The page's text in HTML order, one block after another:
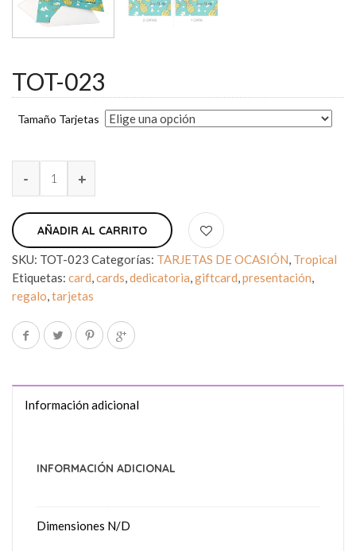
TOT-023
Tamaño Tarjetas
AÑADIR AL CARRITO
SKU: TOT-023 Categorías: TARJETAS DE OCASIÓN, Tropical
Etiquetas: card,cards,dedicatoria,giftcard,presentación,
regalo,tarjetas
Información adicional
INFORMACIÓN ADICIONAL
Dimensiones N/D